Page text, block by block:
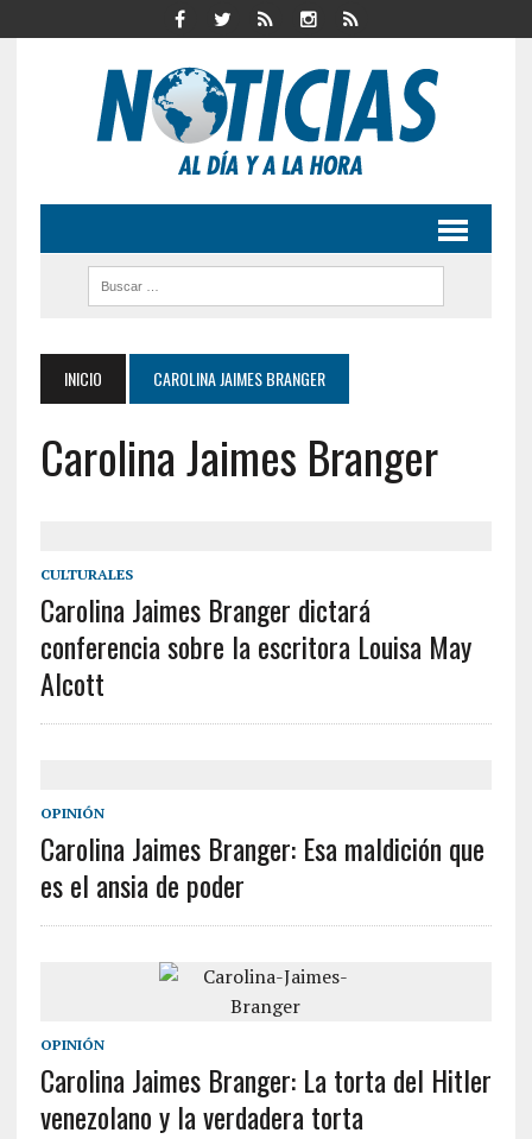
INICIO CAROLINA JAIMES BRANGER
Carolina Jaimes Branger
CULTURALES
Carolina Jaimes Branger dictará
conferencia sobre la escritora Louisa May
Alcott
OPINIÓN
Carolina Jaimes Branger: Esa maldición que
es el ansia de poder
OPINIÓN
Carolina Jaimes Branger: La torta del Hitler
venezolano y la verdadera torta